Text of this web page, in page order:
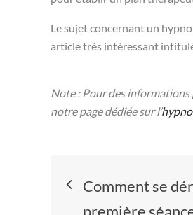
Le sujet concernant un
article très intéressant
Note : Pour des informations
notre page dédiée sur l’
Comment se